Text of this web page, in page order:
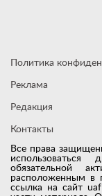
Все права
использоваться
обязательной
расположенным в
ссылка на сайт
Политика
Реклама
Редакция
Контакты